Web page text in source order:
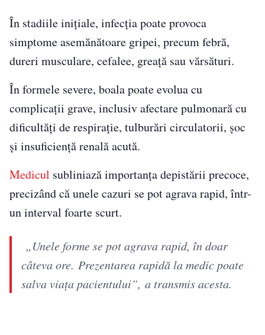
În stadiile inițiale, infecția poate provoca
simptome asemănătoare gripei, precum febră,
dureri musculare, cefalee, greață sau vărsături.
În formele severe, boala poate evolua cu
complicații grave, inclusiv afectare pulmonară cu
dificultăți de respirație, tulburări circulatorii, șoc
și insuficiență renală acută.
Medicul subliniază importanța depistării precoce,
precizând că unele cazuri se pot agrava rapid, într-
un interval foarte scurt.
„Unele forme se pot agrava rapid, în doar
câteva ore. Prezentarea rapidă la medic poate
salva viața pacientului”, a transmis acesta.